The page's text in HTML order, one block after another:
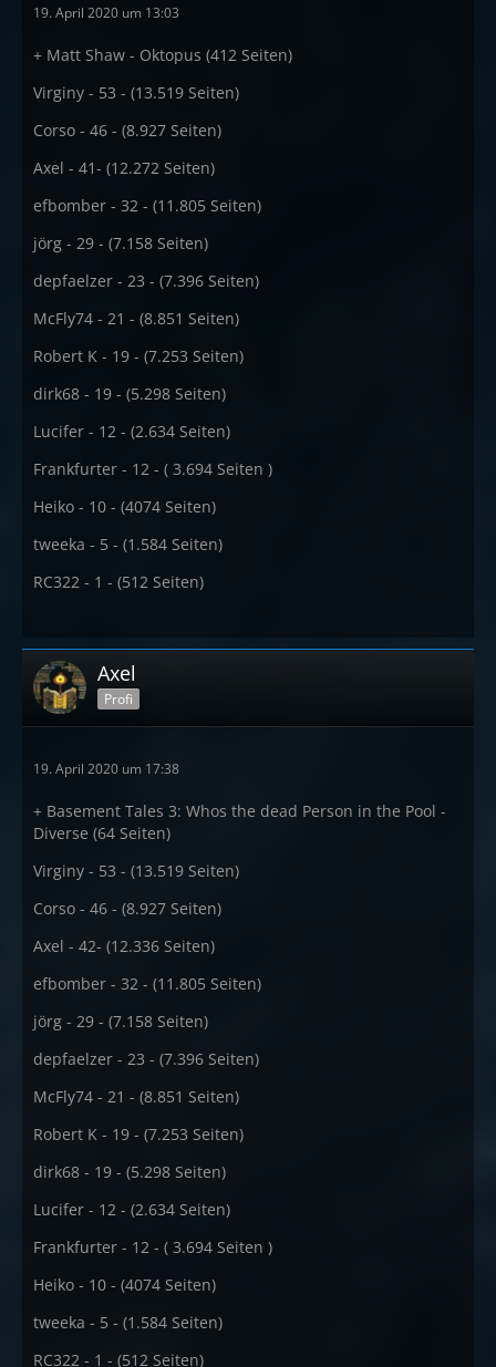
19. April 2020 um 13:03
+ Matt Shaw - Oktopus (412 Seiten)
Virginy - 53 - (13.519 Seiten)
Corso - 46 - (8.927 Seiten)
Axel - 41- (12.272 Seiten)
efbomber - 32 - (11.805 Seiten)
jörg - 29 - (7.158 Seiten)
depfaelzer - 23 - (7.396 Seiten)
McFly74 - 21 - (8.851 Seiten)
Robert K - 19 - (7.253 Seiten)
dirk68 - 19 - (5.298 Seiten)
Lucifer - 12 - (2.634 Seiten)
Frankfurter - 12 - ( 3.694 Seiten )
Heiko - 10 - (4074 Seiten)
tweeka - 5 - (1.584 Seiten)
RC322 - 1 - (512 Seiten)
Axel
Profi
19. April 2020 um 17:38
+ Basement Tales 3: Whos the dead Person in the Pool -
Diverse (64 Seiten)
Virginy - 53 - (13.519 Seiten)
Corso - 46 - (8.927 Seiten)
Axel - 42- (12.336 Seiten)
efbomber - 32 - (11.805 Seiten)
jörg - 29 - (7.158 Seiten)
depfaelzer - 23 - (7.396 Seiten)
McFly74 - 21 - (8.851 Seiten)
Robert K - 19 - (7.253 Seiten)
dirk68 - 19 - (5.298 Seiten)
Lucifer - 12 - (2.634 Seiten)
Frankfurter - 12 - ( 3.694 Seiten )
Heiko - 10 - (4074 Seiten)
tweeka - 5 - (1.584 Seiten)
RC322 - 1 - (512 Seiten)